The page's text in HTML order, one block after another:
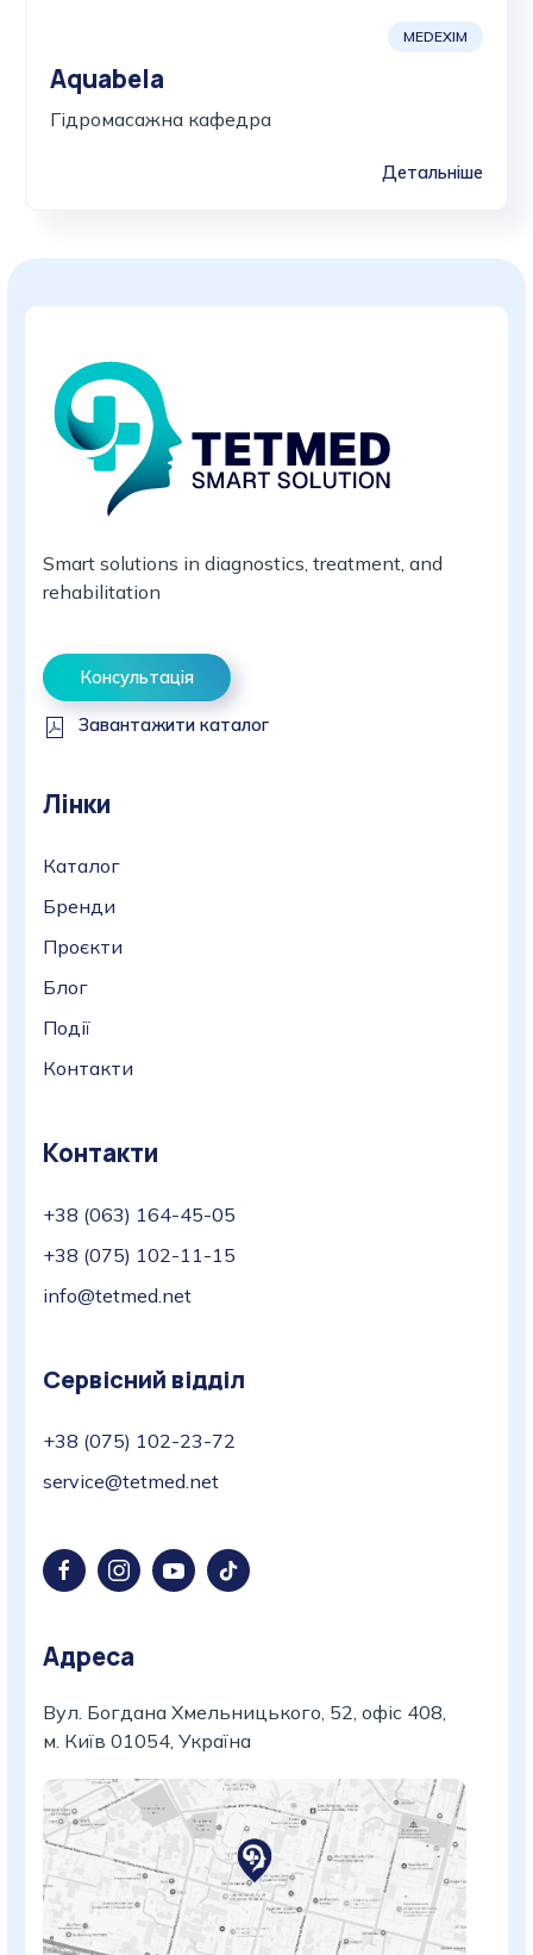
MEDEXIM
Aquabela
Гідромасажна кафедра
Детальніше
Smart solutions in diagnostics, treatment, and
rehabilitation
Консультація
Завантажити каталог
Лінки
Каталог
Бренди
Проєкти
Блог
Події
Контакти
Контакти
+38 (063) 164-45-05
+38 (075) 102-11-15
info@tetmed.net
Сервісний відділ
+38 (075) 102-23-72
service@tetmed.net
Адреса
Вул. Богдана Хмельницького, 52, офіс 408,
м. Київ 01054, Україна